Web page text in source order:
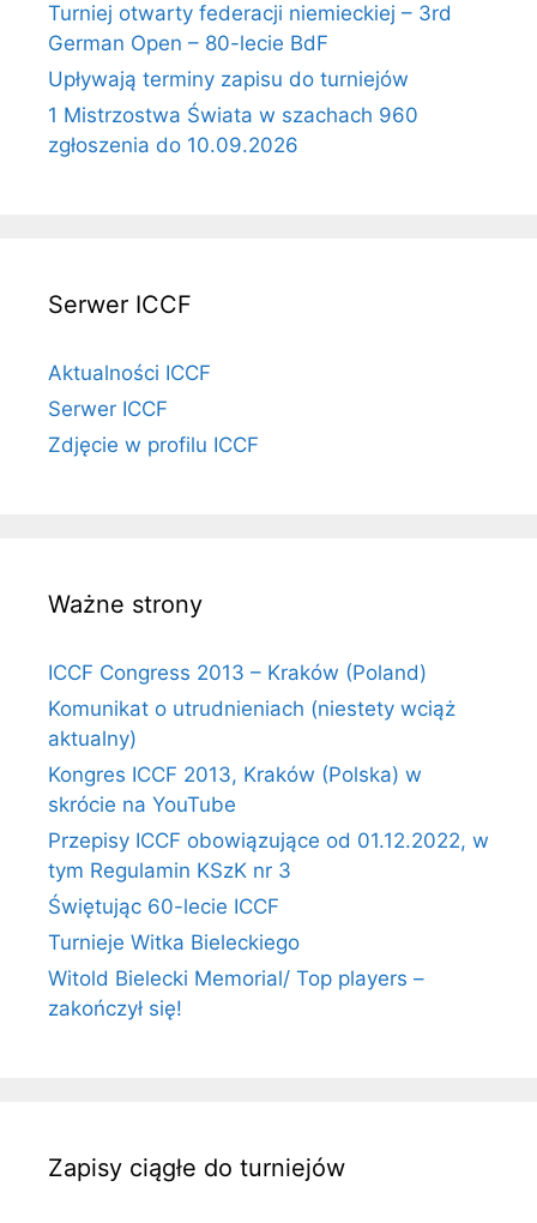
Turniej otwarty federacji niemieckiej – 3rd
German Open – 80-lecie BdF
Upływają terminy zapisu do turniejów
1 Mistrzostwa Świata w szachach 960
zgłoszenia do 10.09.2026
Serwer ICCF
Aktualności ICCF
Serwer ICCF
Zdjęcie w profilu ICCF
Ważne strony
ICCF Congress 2013 – Kraków (Poland)
Komunikat o utrudnieniach (niestety wciąż
aktualny)
Kongres ICCF 2013, Kraków (Polska) w
skrócie na YouTube
Przepisy ICCF obowiązujące od 01.12.2022, w
tym Regulamin KSzK nr 3
Świętując 60-lecie ICCF
Turnieje Witka Bieleckiego
Witold Bielecki Memorial/ Top players –
zakończył się!
Zapisy ciągłe do turniejów